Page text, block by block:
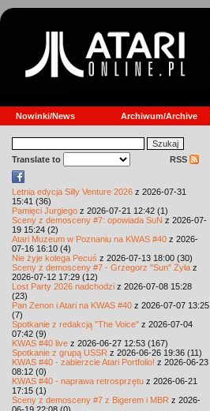
Nowinki/News Archiwum/Archive
Translate to RSS
Letnia edycja Silly Venture 2026 z 2026-07-31
15:41 (36)
Pamięci Jurgiego z 2026-07-21 12:42 (1)
Sceny z demosceny #7: opowiada SuN z 2026-07-
19 15:24 (2)
Atari Muzeum w Poznaniu na KWAS #40 z 2026-
07-16 16:10 (4)
Nie żyje kolega Pecuś z 2026-07-13 18:00 (30)
Sceny z demosceny #7 - Grzegorz "Sun" Żyła z
2026-07-12 17:29 (12)
Lost Party 2026 nadchodzi z 2026-07-08 15:28
(23)
Pan Zenon i Atari na KWAS #40 z 2026-07-07 13:25
(7)
Spotkanie z redakcją "The Voice" z 2026-07-04
07:42 (9)
KWAS #40 live z 2026-06-27 12:53 (167)
Spotkanie z grupą USSR z 2026-06-26 19:36 (11)
KWAS #40 - zabierzcie Atari Portfolio! z 2026-06-23
08:12 (0)
KWAS #40 - naprawa retrosprzętu z 2026-06-21
17:15 (1)
Sceny z demosceny #7 z Bigerem i MBR z 2026-